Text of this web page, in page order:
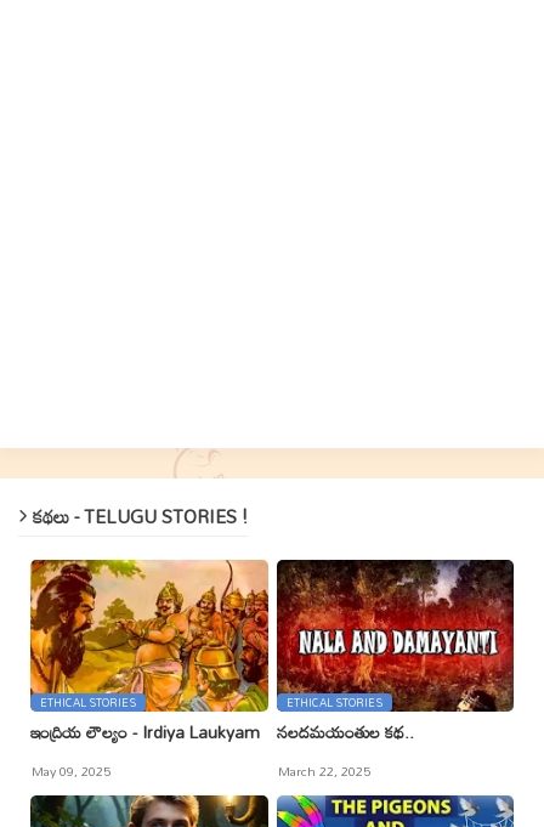
కథలు - TELUGU STORIES !
ETHICAL STORIES
ఇంద్రియ లౌల్యం - Irdiya Laukyam
May 09, 2025
ETHICAL STORIES
నలదమయంతుల కథ..
March 22, 2025